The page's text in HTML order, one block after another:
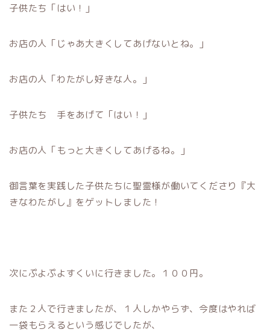
子供たち「はい！」
お店の人「じゃあ大きくしてあげないとね。」
お店の人「わたがし好きな人。」
子供たち 手をあげて「はい！」
お店の人「もっと大きくしてあげるね。」
御言葉を実践した子供たちに聖霊様が働いてくださり『大
きなわたがし』をゲットしました！
次にぷよぷよすくいに行きました。１００円。
また２人で行きましたが、１人しかやらず、今度はやれば
一袋もらえるという感じでしたが、